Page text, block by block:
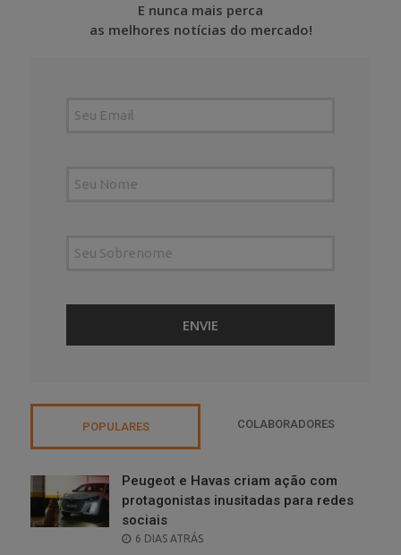
E nunca mais perca
as melhores notícias do mercado!
POPULARES COLABORADORES
Peugeot e Havas criam ação com
protagonistas inusitadas para redes
sociais
POSTED
6 DIAS ATRÁS